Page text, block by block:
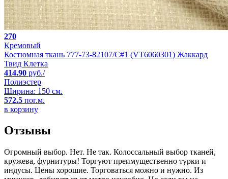
270
Кремовый
Костюмная ткань 777-73-82107/C#1 (VT6060301) Жаккард
Твид Клетка
414.90 руб./
Полиэстер
Ширина: 150 см.
572.5 пог.м.
в корзину
Отзывы
Огромный выбор. Нет. Не так. Колоссальный выбор тканей,
кружева, фурнитуры! Торгуют преимущественно турки и
индусы. Цены хорошие. Торговаться можно и нужно. Из